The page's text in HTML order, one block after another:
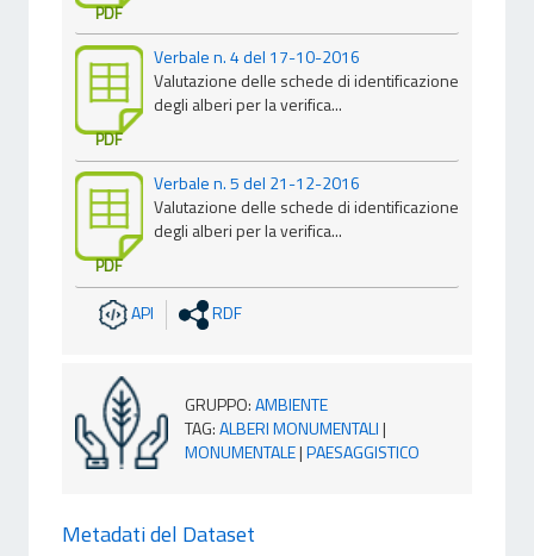
PDF
PDF
Verbale n. 4 del 17-10-2016
Valutazione delle schede di identificazione
degli alberi per la verifica...
PDF
Verbale n. 5 del 21-12-2016
Valutazione delle schede di identificazione
degli alberi per la verifica...
API RDF
GRUPPO:AMBIENTE
TAG:ALBERI MONUMENTALI|
MONUMENTALE|PAESAGGISTICO
Metadati del Dataset